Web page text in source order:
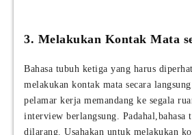
3. Melakukan Kontak Mata
Bahasa tubuh ketiga yang harus
melakukan kontak mata secara
pelamar kerja memandang ke segala
interview berlangsung. Padahal,bahasa
dilarang. Usahakan untuk melakukan